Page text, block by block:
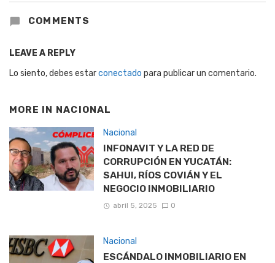
COMMENTS
LEAVE A REPLY
Lo siento, debes estarconectado para publicar un comentario.
MORE IN NACIONAL
Nacional
INFONAVIT Y LA RED DE
CORRUPCIÓN EN YUCATÁN:
SAHUI, RÍOS COVIÁN Y EL
NEGOCIO INMOBILIARIO
abril 5, 2025 0
Nacional
ESCÁNDALO INMOBILIARIO EN